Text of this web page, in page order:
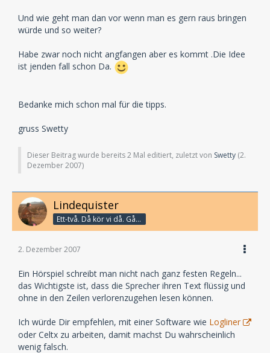
Und wie geht man dan vor wenn man es gern raus bringen
würde und so weiter?
Habe zwar noch nicht angfangen aber es kommt .Die Idee
ist jenden fall schon Da.
Bedanke mich schon mal für die tipps.
gruss Swetty
Dieser Beitrag wurde bereits 2 Mal editiert, zuletzt von Swetty (2.
Dezember 2007)
Lindequister
Ett-två. Då kör vi då. Går bandet?
2. Dezember 2007
Ein Hörspiel schreibt man nicht nach ganz festen Regeln...
das Wichtigste ist, dass die Sprecher ihren Text flüssig und
ohne in den Zeilen verlorenzugehen lesen können.
Ich würde Dir empfehlen, mit einer Software wie Logliner
oder Celtx zu arbeiten, damit machst Du wahrscheinlich
wenig falsch.